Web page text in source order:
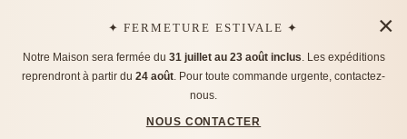
✦ FERMETURE ESTIVALE ✦
Notre Maison sera fermée du 31 juillet au 23 août inclus. Les expéditions
reprendront à partir du 24 août. Pour toute commande urgente, contactez-
nous.
NOUS CONTACTER
×